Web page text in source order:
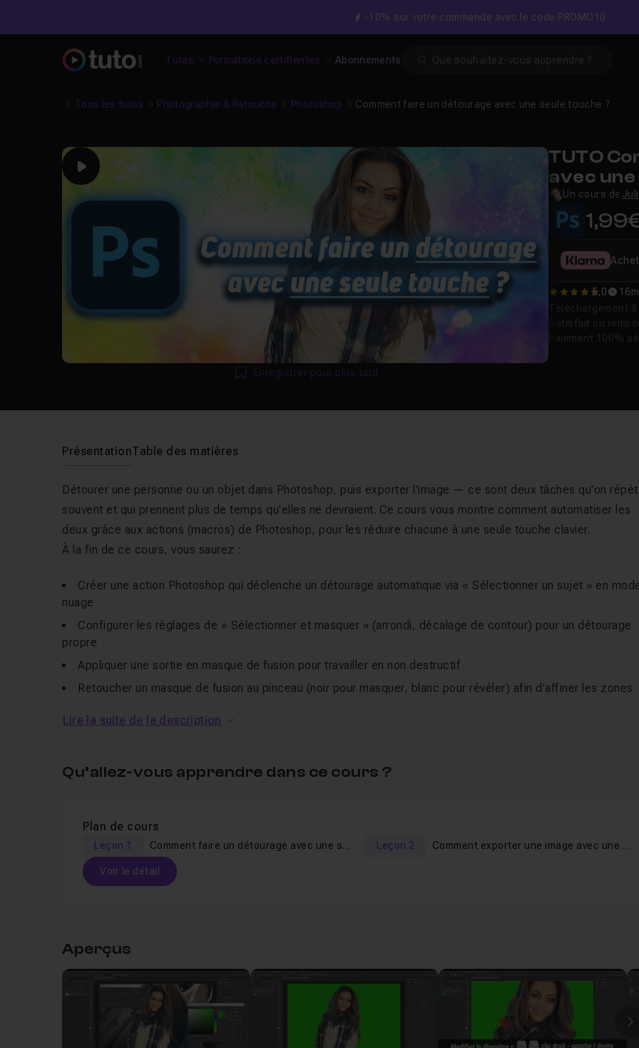
-10% sur votre commande avec le code PROMO10
Tutos Formations certifiantes Abonnements
Tous les tutos Photographie & Retouche Photoshop Comment faire un détourage avec une seule touche ?
Play
Enregistrer pour plus tard
TUTO
avec
Un cours de
5 5,0
PrésentationTable des matières
Détourer une personne ou un objet dans Photoshop, puis exporter l'image — ce sont deux tâches qu'on
souvent et qui prennent plus de temps qu'elles ne devraient. Ce cours vous montre comment automatiser les
deux grâce aux actions (macros) de Photoshop, pour les réduire chacune à une seule touche clavier.
À la fin de ce cours, vous saurez :
Créer une action Photoshop qui déclenche un détourage automatique via « Sélectionner un sujet » en
nuage
Configurer les réglages de « Sélectionner et masquer » (arrondi, décalage de contour) pour un détourage
propre
Appliquer une sortie en masque de fusion pour travailler en non destructif
Retoucher un masque de fusion au pinceau (noir pour masquer, blanc pour révéler) afin d'affiner les zones
Créer des actions d'export rapide en JPG (qualité maximum, sRVB) et en PNG 24 avec transparence via «
Ce cours s'adresse aux utilisateurs de Photoshop (version 2018 / 19.3 minimum) qui veulent gagner du temps
des raccourcis clavier est fourni avec le cours.
Lire la suite de la description
Qu’allez-vous apprendre dans ce cours ?
Plan de cours
Leçon 1 Comment faire un détourage avec une seule touche ? Leçon 2 Comment exporter une image avec une seule touche ?
Voir le détail
Comment exporter une image avec une seule touche ?
Aperçus